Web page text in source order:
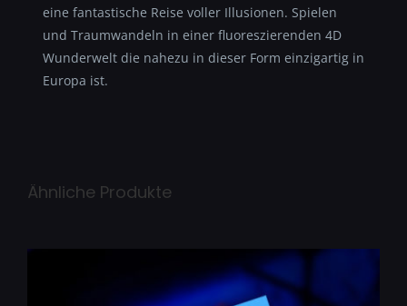
eine fantastische Reise voller Illusionen. Spielen
und Traumwandeln in einer fluoreszierenden 4D
Wunderwelt die nahezu in dieser Form einzigartig in
Europa ist.
Ähnliche Produkte